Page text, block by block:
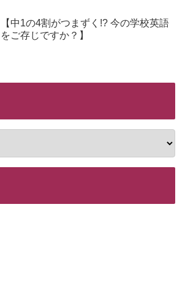
【中1の4割がつまずく!? 今の学校英語
をご存じですか？】